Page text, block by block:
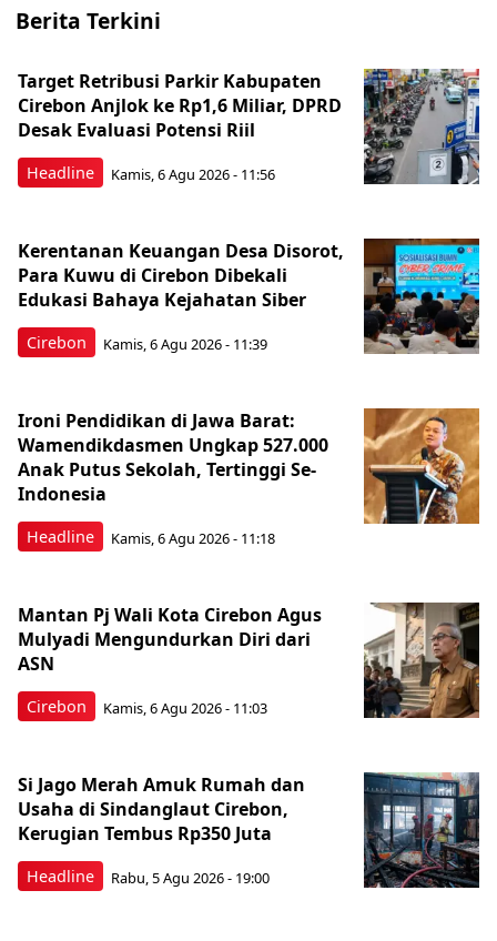
Berita Terkini
Headline
Target Retribusi Parkir Kabupaten
Cirebon Anjlok ke Rp1,6 Miliar, DPRD
Desak Evaluasi Potensi Riil
Kamis, 6 Agu 2026 - 11:56
Cirebon
Kerentanan Keuangan Desa Disorot,
Para Kuwu di Cirebon Dibekali
Edukasi Bahaya Kejahatan Siber
Kamis, 6 Agu 2026 - 11:39
Headline
Ironi Pendidikan di Jawa Barat:
Wamendikdasmen Ungkap 527.000
Anak Putus Sekolah, Tertinggi Se-
Indonesia
Kamis, 6 Agu 2026 - 11:18
Cirebon
Mantan Pj Wali Kota Cirebon Agus
Mulyadi Mengundurkan Diri dari
ASN
Kamis, 6 Agu 2026 - 11:03
Headline
Si Jago Merah Amuk Rumah dan
Usaha di Sindanglaut Cirebon,
Kerugian Tembus Rp350 Juta
Rabu, 5 Agu 2026 - 19:00